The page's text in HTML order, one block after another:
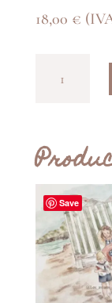
18,00 €
Obras
para
(espirituales)
cantidad
Save